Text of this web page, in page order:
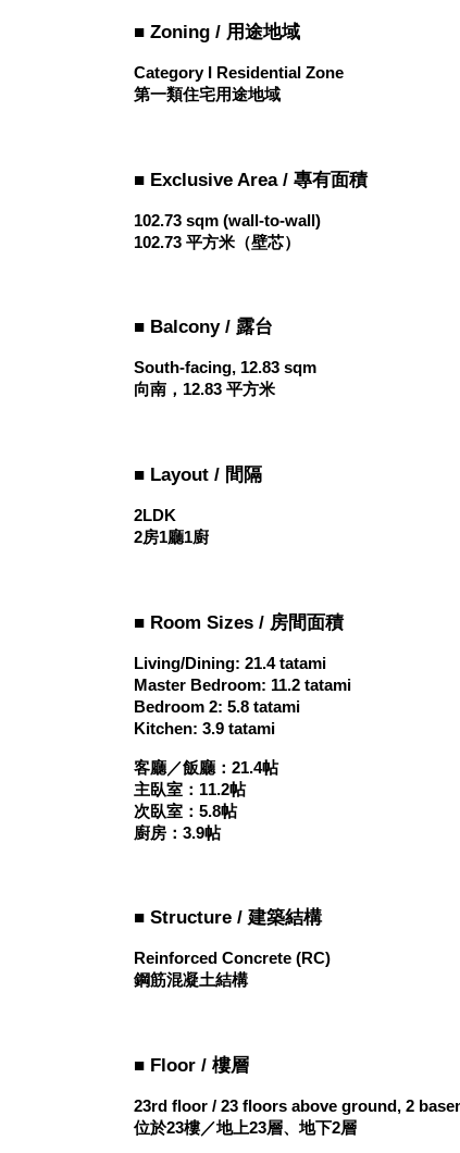
■ Zoning / 用途地域
Category I Residential Zone
第一類住宅用途地域
■ Exclusive Area / 專有面積
102.73 sqm (wall-to-wall)
102.73 平方米（壁芯）
■ Balcony / 露台
South-facing, 12.83 sqm
向南，12.83 平方米
■ Layout / 間隔
2LDK
2房1廳1廚
■ Room Sizes / 房間面積
Living/Dining: 21.4 tatami
Master Bedroom: 11.2 tatami
Bedroom 2: 5.8 tatami
Kitchen: 3.9 tatami
客廳／飯廳：21.4帖
主臥室：11.2帖
次臥室：5.8帖
廚房：3.9帖
■ Structure / 建築結構
Reinforced Concrete (RC)
鋼筋混凝土結構
■ Floor / 樓層
23rd floor / 23 floors above ground, 2
位於23樓／地上23層、地下2層